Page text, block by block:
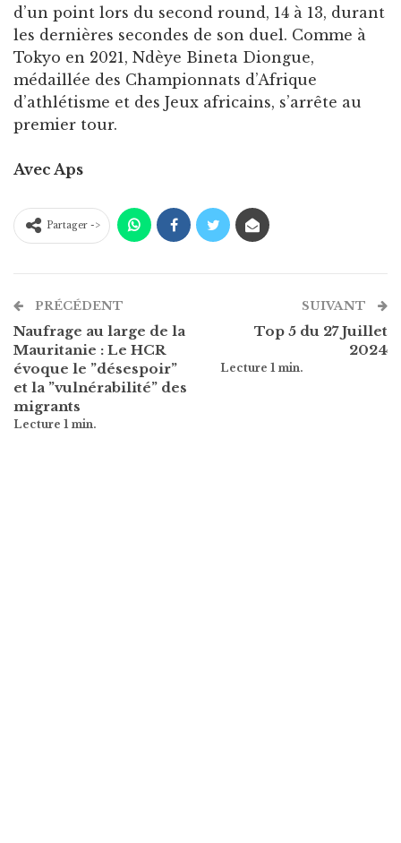
d’un point lors du second round, 14 à 13, durant
les dernières secondes de son duel. Comme à
Tokyo en 2021, Ndèye Bineta Diongue,
médaillée des Championnats d’Afrique
d’athlétisme et des Jeux africains, s’arrête au
premier tour.
Avec Aps
Partager ->
PRÉCÉDENT
Naufrage au large de la
Mauritanie : Le HCR
évoque le ”désespoir”
et la ”vulnérabilité” des
migrants
SUIVANT
Top 5 du 27 Juillet
2024